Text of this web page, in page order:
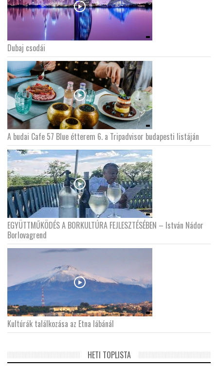
Dubaj csodái
A budai Cafe 57 Blue étterem 6. a Tripadvisor budapesti listáján
EGYÜTTMŰKÖDÉS A BORKULTÚRA FEJLESZTÉSÉBEN – István Nádor
Borlovagrend
Kultúrák találkozása az Etna lábánál
HETI TOPLISTA